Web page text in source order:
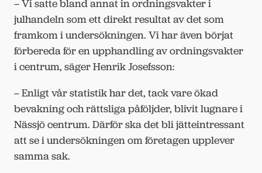
– Vi satte bland annat in ordningsvakter i
julhandeln som ett direkt resultat av det som
framkom i undersökningen. Vi har även börjat
förbereda för en upphandling av ordningsvakter
i centrum, säger Henrik Josefsson:
– Enligt vår statistik har det, tack vare ökad
bevakning och rättsliga påföljder, blivit lugnare i
Nässjö centrum. Därför ska det bli jätteintressant
att se i undersökningen om företagen upplever
samma sak.